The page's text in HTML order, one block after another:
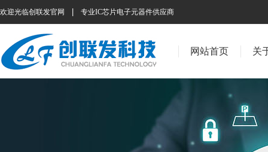
欢迎光临创联发官网 专业IC芯片电子元器件供应商
网站首页 关